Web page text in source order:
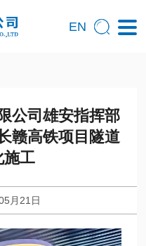
EN
公司雄安指挥部
赣高铁项目隧道
施工
月21日